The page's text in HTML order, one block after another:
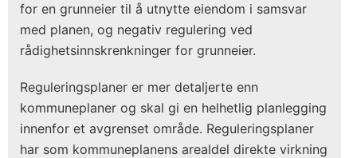
for en grunneier til å utnytte eiendom i samsvar
med planen, og negativ regulering ved
rådighetsinnskrenkninger for grunneier.
Reguleringsplaner er mer detaljerte enn
kommuneplaner og skal gi en helhetlig planlegging
innenfor et avgrenset område. Reguleringsplaner
har som kommuneplanens arealdel direkte virkning